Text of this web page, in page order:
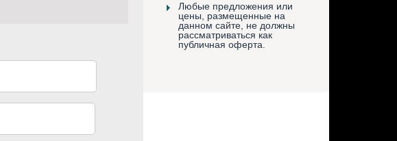
Любые предложения или
цены, размещенные на
данном сайте, не должны
рассматриваться как
публичная оферта.